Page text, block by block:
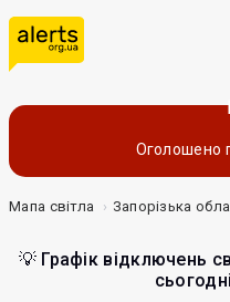
Оголошено
Мапа світла Запорізька
💡 Графік відключень